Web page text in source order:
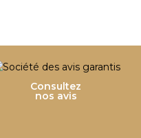
Consultez
nos avis